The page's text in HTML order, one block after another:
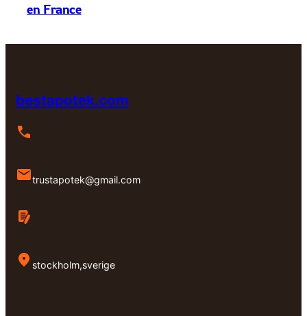
en France
bestapotek.com
trustapotek@gmail.com
stockholm,sverige